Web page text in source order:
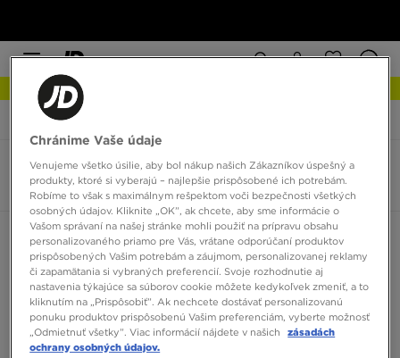
JD Sports Deti
Under Armour detské
2 produkty
Zoradiť:Odporúčané Filtrovať
Chránime Vaše údaje
Venujeme všetko úsilie, aby bol nákup našich Zákazníkov úspešný a
produkty, ktoré si vyberajú – najlepšie prispôsobené ich potrebám.
Robíme to však s maximálnym rešpektom voči bezpečnosti všetkých
osobných údajov. Kliknite „OK”, ak chcete, aby sme informácie o
Vašom správaní na našej stránke mohli použiť na prípravu obsahu
personalizovaného priamo pre Vás, vrátane odporúčaní produktov
prispôsobených Vašim potrebám a záujmom, personalizovanej reklamy
či zapamätania si vybraných preferencií. Svoje rozhodnutie aj
nastavenia týkajúce sa súborov cookie môžete kedykoľvek zmeniť, a to
kliknutím na „Prispôsobiť”. Ak nechcete dostávať personalizovanú
ponuku produktov prispôsobenú Vašim preferenciám, vyberte možnosť
„Odmietnuť všetky”. Viac informácií nájdete v našich
zásadách
ochrany osobných údajov.